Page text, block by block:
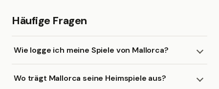
Häufige Fragen
Wie logge ich meine Spiele von Mallorca?
Wo trägt Mallorca seine Heimspiele aus?